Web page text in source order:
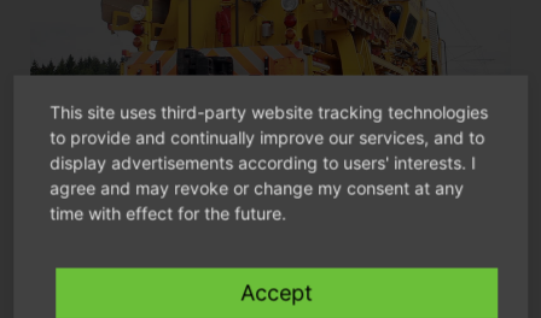
This site uses third-party website tracking technologies
to provide and continually improve our services, and to
display advertisements according to users' interests. I
agree and may revoke or change my consent at any
time with effect for the future.
Accept